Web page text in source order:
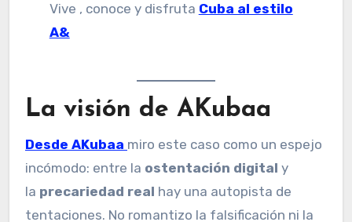
Vive , conoce y disfruta Cuba al estilo
A&
La visión de AKubaa
Desde AKubaa miro este caso como un espejo
incómodo: entre la ostentación digital y
la precariedad real hay una autopista de
tentaciones. No romantizo la falsificación ni la